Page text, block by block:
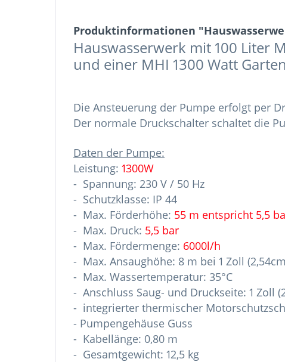
Produktinformationen
Hauswasserwerk mit 100 Liter
und einer MHI 1300 Watt
Die Ansteuerung der Pumpe erfolgt per
Der normale Druckschalter schaltet die
Daten der Pumpe:
Leistung: 1300W
- Spannung: 230 V / 50 Hz
- Schutzklasse: IP 44
- Max. Förderhöhe: 55 m entspricht 5,5
- Max. Druck: 5,5 bar
- Max. Fördermenge: 6000l/h
- Max. Ansaughöhe: 8 m bei 1 Zoll
- Max. Wassertemperatur: 35°C
- Anschluss Saug- und Druckseite: 1 Zoll
- integrierter thermischer
- Pumpengehäuse Guss
- Kabellänge: 0,80 m
- Gesamtgewicht: 12,5 kg